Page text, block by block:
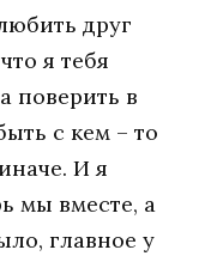
друг
я тебя
поверить в
с кем – то
И я
мы вместе, а
главное у